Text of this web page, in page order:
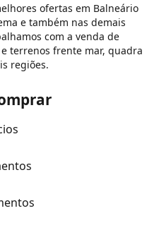
ofertas em Balneário
e também nas demais
com a venda de
terrenos frente mar, quadra
regiões.